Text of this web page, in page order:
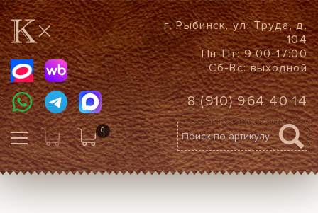
г. Рыбинск, ул. Труда, д.
104
Пн-Пт: 9:00-17:00
Сб-Вс: выходной
8 (910) 964 40 14
0